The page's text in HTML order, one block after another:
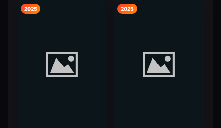
2025 2025